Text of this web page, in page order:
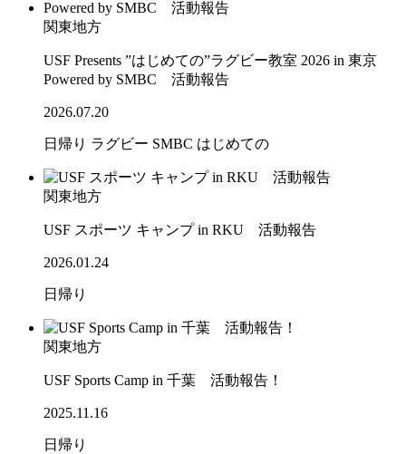
関東地方
USF Presents ”はじめての”ラグビー教室 2026 in 東京
Powered by SMBC 活動報告
2026.07.20
日帰り ラグビー SMBC はじめての
関東地方
USF スポーツ キャンプ in RKU 活動報告
2026.01.24
日帰り
関東地方
USF Sports Camp in 千葉 活動報告！
2025.11.16
日帰り